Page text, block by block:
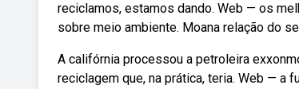
reciclamos, estamos dando. Web — os
sobre meio ambiente. Moana relação do
A califórnia processou a petroleira
reciclagem que, na prática, teria. Web — a